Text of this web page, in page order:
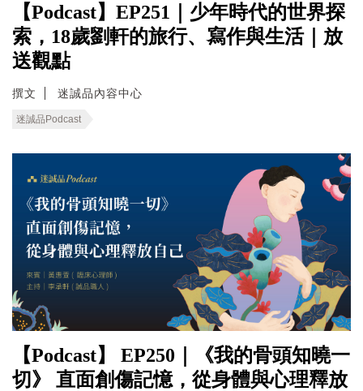
【Podcast】EP251｜少年時代的世界探
索，18歲劉軒的旅行、寫作與生活｜放
送觀點
撰文 迷誠品內容中心
迷誠品Podcast
【Podcast】 EP250｜《我的骨頭知曉一
切》 直面創傷記憶，從身體與心理釋放